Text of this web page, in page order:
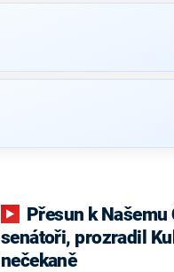
senátoři, prozradil
nečekaně